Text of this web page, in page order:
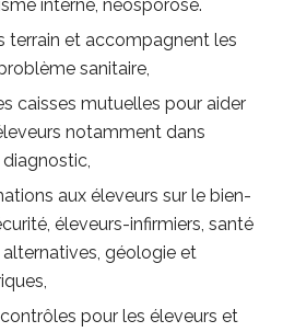
interne, néosporose.
terrain et accompagnent les
sanitaire,
caisses mutuelles pour aider
notamment dans
diagnostic,
aux éleveurs sur le bien-
éleveurs-infirmiers, santé
géologie et
pour les éleveurs et